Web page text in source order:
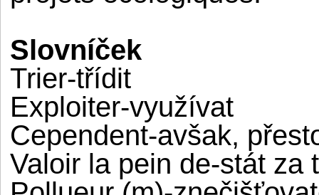
Slovníček
Trier-třídit
Exploiter-využívat
Cependent-avšak,
Valoir la pein de-stát za